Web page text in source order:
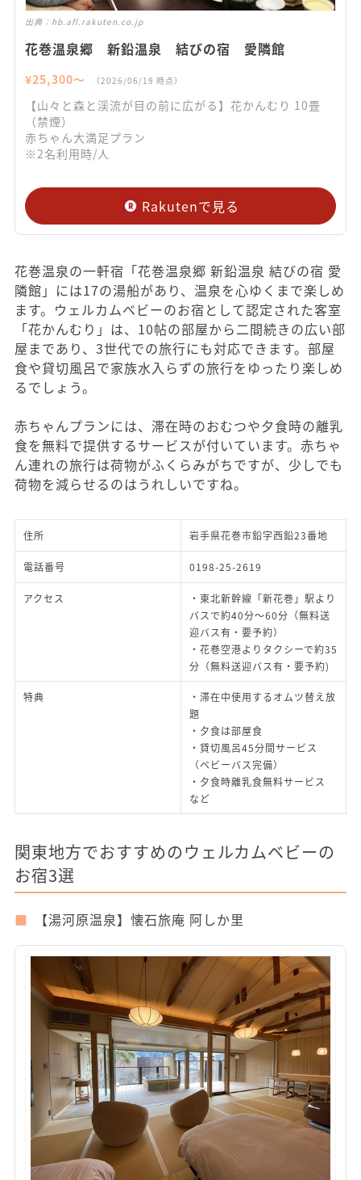
出典： hb.afl.rakuten.co.jp
花巻温泉郷 新鉛温泉 結びの宿 愛隣館
¥25,300〜 （2026/06/19 時点）
【山々と森と渓流が目の前に広がる】花かんむり 10畳
（禁煙）
赤ちゃん大満足プラン
※2名利用時/人
Rakutenで見る
花巻温泉の一軒宿「花巻温泉郷 新鉛温泉 結びの宿 愛
隣館」には17の湯船があり、温泉を心ゆくまで楽しめ
ます。ウェルカムベビーのお宿として認定された客室
「花かんむり」は、10帖の部屋から二間続きの広い部
屋まであり、3世代での旅行にも対応できます。部屋
食や貸切風呂で家族水入らずの旅行をゆったり楽しめ
るでしょう。
赤ちゃんプランには、滞在時のおむつや夕食時の離乳
食を無料で提供するサービスが付いています。赤ちゃ
ん連れの旅行は荷物がふくらみがちですが、少しでも
荷物を減らせるのはうれしいですね。
住所 岩手県花巻市鉛字西鉛23番地
電話番号 0198-25-2619
アクセス
・東北新幹線「新花巻」駅より
バスで約40分～60分（無料送
迎バス有・要予約）
・花巻空港よりタクシーで約35
分（無料送迎バス有・要予約)
特典
・滞在中使用するオムツ替え放
題
・夕食は部屋食
・貸切風呂45分間サービス
（ベビーバス完備）
・夕食時離乳食無料サービス
など
関東地方でおすすめのウェルカムベビーの
お宿3選
【湯河原温泉】懐石旅庵 阿しか里